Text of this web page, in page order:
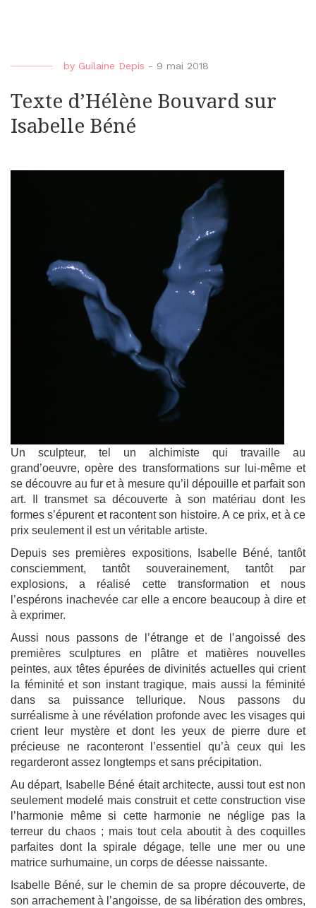
by Guilaine Depis - 9 mai 2018
Texte d’Hélène Bouvard sur
Isabelle Béné
Un sculpteur, tel un alchimiste qui travaille au
grand’oeuvre, opère des transformations sur lui-même et
se découvre au fur et à mesure qu’il dépouille et parfait son
art. Il transmet sa découverte à son matériau dont les
formes s’épurent et racontent son histoire. A ce prix, et à ce
prix seulement il est un véritable artiste.
Depuis ses premières expositions, Isabelle Béné, tantôt
consciemment, tantôt souverainement, tantôt par
explosions, a réalisé cette transformation et nous
l’espérons inachevée car elle a encore beaucoup à dire et
à exprimer.
Aussi nous passons de l’étrange et de l’angoissé des
premières sculptures en plâtre et matières nouvelles
peintes, aux têtes épurées de divinités actuelles qui crient
la féminité et son instant tragique, mais aussi la féminité
dans sa puissance tellurique. Nous passons du
surréalisme à une révélation profonde avec les visages qui
crient leur mystère et dont les yeux de pierre dure et
précieuse ne raconteront l’essentiel qu’à ceux qui les
regarderont assez longtemps et sans précipitation.
Au départ, Isabelle Béné était architecte, aussi tout est non
seulement modelé mais construit et cette construction vise
l’harmonie même si cette harmonie ne néglige pas la
terreur du chaos ; mais tout cela aboutit à des coquilles
parfaites dont la spirale dégage, telle une mer ou une
matrice surhumaine, un corps de déesse naissante.
Isabelle Béné, sur le chemin de sa propre découverte, de
son arrachement à l’angoisse, de sa libération des ombres,